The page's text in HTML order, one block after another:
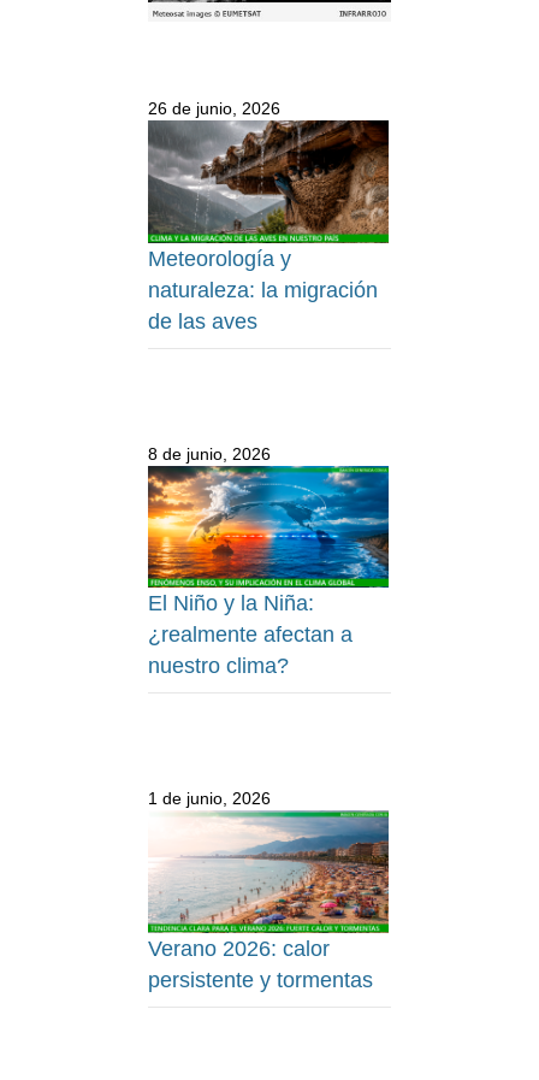
26 de junio, 2026
Meteorología y
naturaleza: la migración
de las aves
8 de junio, 2026
El Niño y la Niña:
¿realmente afectan a
nuestro clima?
1 de junio, 2026
Verano 2026: calor
persistente y tormentas